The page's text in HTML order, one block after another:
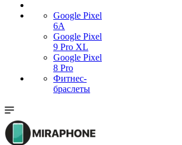
Google Pixel
6A
Google Pixel
9 Pro XL
Google Pixel
8 Pro
Фитнес-
браслеты